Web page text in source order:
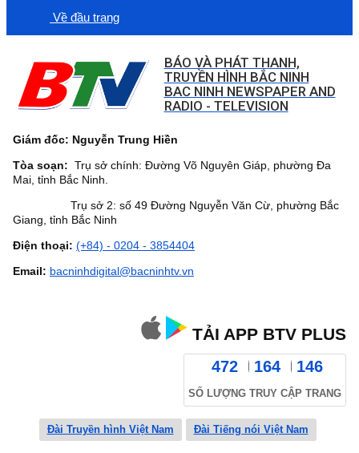
Về đầu trang
BÁO VÀ PHÁT THANH,
TRUYỀN HÌNH BẮC NINH
BAC NINH NEWSPAPER AND
RADIO - TELEVISION
Giám đốc: Nguyễn Trung Hiền
Tòa soạn: Trụ sở chính: Đường Võ Nguyên Giáp, phường Đa
Mai, tỉnh Bắc Ninh.
Trụ sở 2: số 49 Đường Nguyễn Văn Cừ, phường Bắc
Giang, tỉnh Bắc Ninh
Điện thoại: (+84) - 0204 - 3854404
Email: bacninhdigital@bacninhtv.vn
TẢI APP BTV PLUS
472 164 146
SỐ LƯỢNG TRUY CẬP TRANG
Đài Truyền hình Việt Nam Đài Tiếng nói Việt Nam